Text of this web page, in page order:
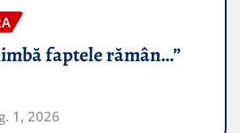
faptele rămân…”
1, 2026